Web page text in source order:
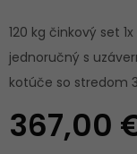
120 kg činkový set
jednoručný s
kotúče so stredom
367,00